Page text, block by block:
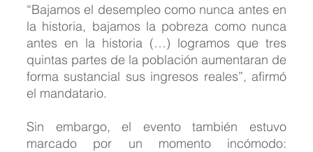
“Bajamos el desempleo como nunca antes en
la historia, bajamos la pobreza como nunca
antes en la historia (…) logramos que tres
quintas partes de la población aumentaran de
forma sustancial sus ingresos reales”, afirmó
el mandatario.
Sin embargo, el evento también estuvo
marcado por un momento incómodo: